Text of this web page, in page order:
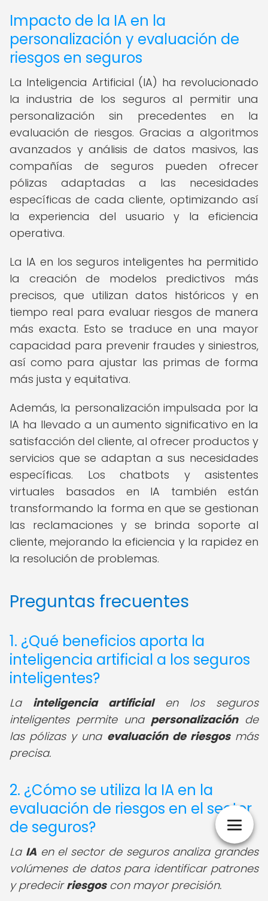
Impacto de la IA en la
personalización y evaluación de
riesgos en seguros
La Inteligencia Artificial (IA) ha revolucionado
la industria de los seguros al permitir una
personalización sin precedentes en la
evaluación de riesgos. Gracias a algoritmos
avanzados y análisis de datos masivos, las
compañías de seguros pueden ofrecer
pólizas adaptadas a las necesidades
específicas de cada cliente, optimizando así
la experiencia del usuario y la eficiencia
operativa.
La IA en los seguros inteligentes ha permitido
la creación de modelos predictivos más
precisos, que utilizan datos históricos y en
tiempo real para evaluar riesgos de manera
más exacta. Esto se traduce en una mayor
capacidad para prevenir fraudes y siniestros,
así como para ajustar las primas de forma
más justa y equitativa.
Además, la personalización impulsada por la
IA ha llevado a un aumento significativo en la
satisfacción del cliente, al ofrecer productos y
servicios que se adaptan a sus necesidades
específicas. Los chatbots y asistentes
virtuales basados en IA también están
transformando la forma en que se gestionan
las reclamaciones y se brinda soporte al
cliente, mejorando la eficiencia y la rapidez en
la resolución de problemas.
Preguntas frecuentes
1. ¿Qué beneficios aporta la
inteligencia artificial a los seguros
inteligentes?
La inteligencia artificialen los seguros
inteligentes permite una personalizaciónde
las pólizas y una evaluación de riesgosmás
precisa.
2. ¿Cómo se utiliza la IA en la
evaluación de riesgos en el sector
de seguros?
La IAen el sector de seguros analiza grandes
volúmenes de datos para identificar patrones
y predecirriesgoscon mayor precisión.